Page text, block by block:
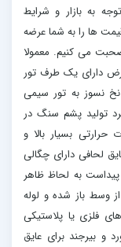
به بازار و شرایط
ها را به شما عرضه
می کنیم. معمولا
دارای یک طرف تور
نسوز به تور سیمی
تولید پشم سنگ در
حرارتی بسیار بالا و
لحافی دارای چگالی
پیداست به لحاظ ظاهر
وسط باز شده و لوله
فلزی یا پلاستیکی
و بیرجند برای عایق